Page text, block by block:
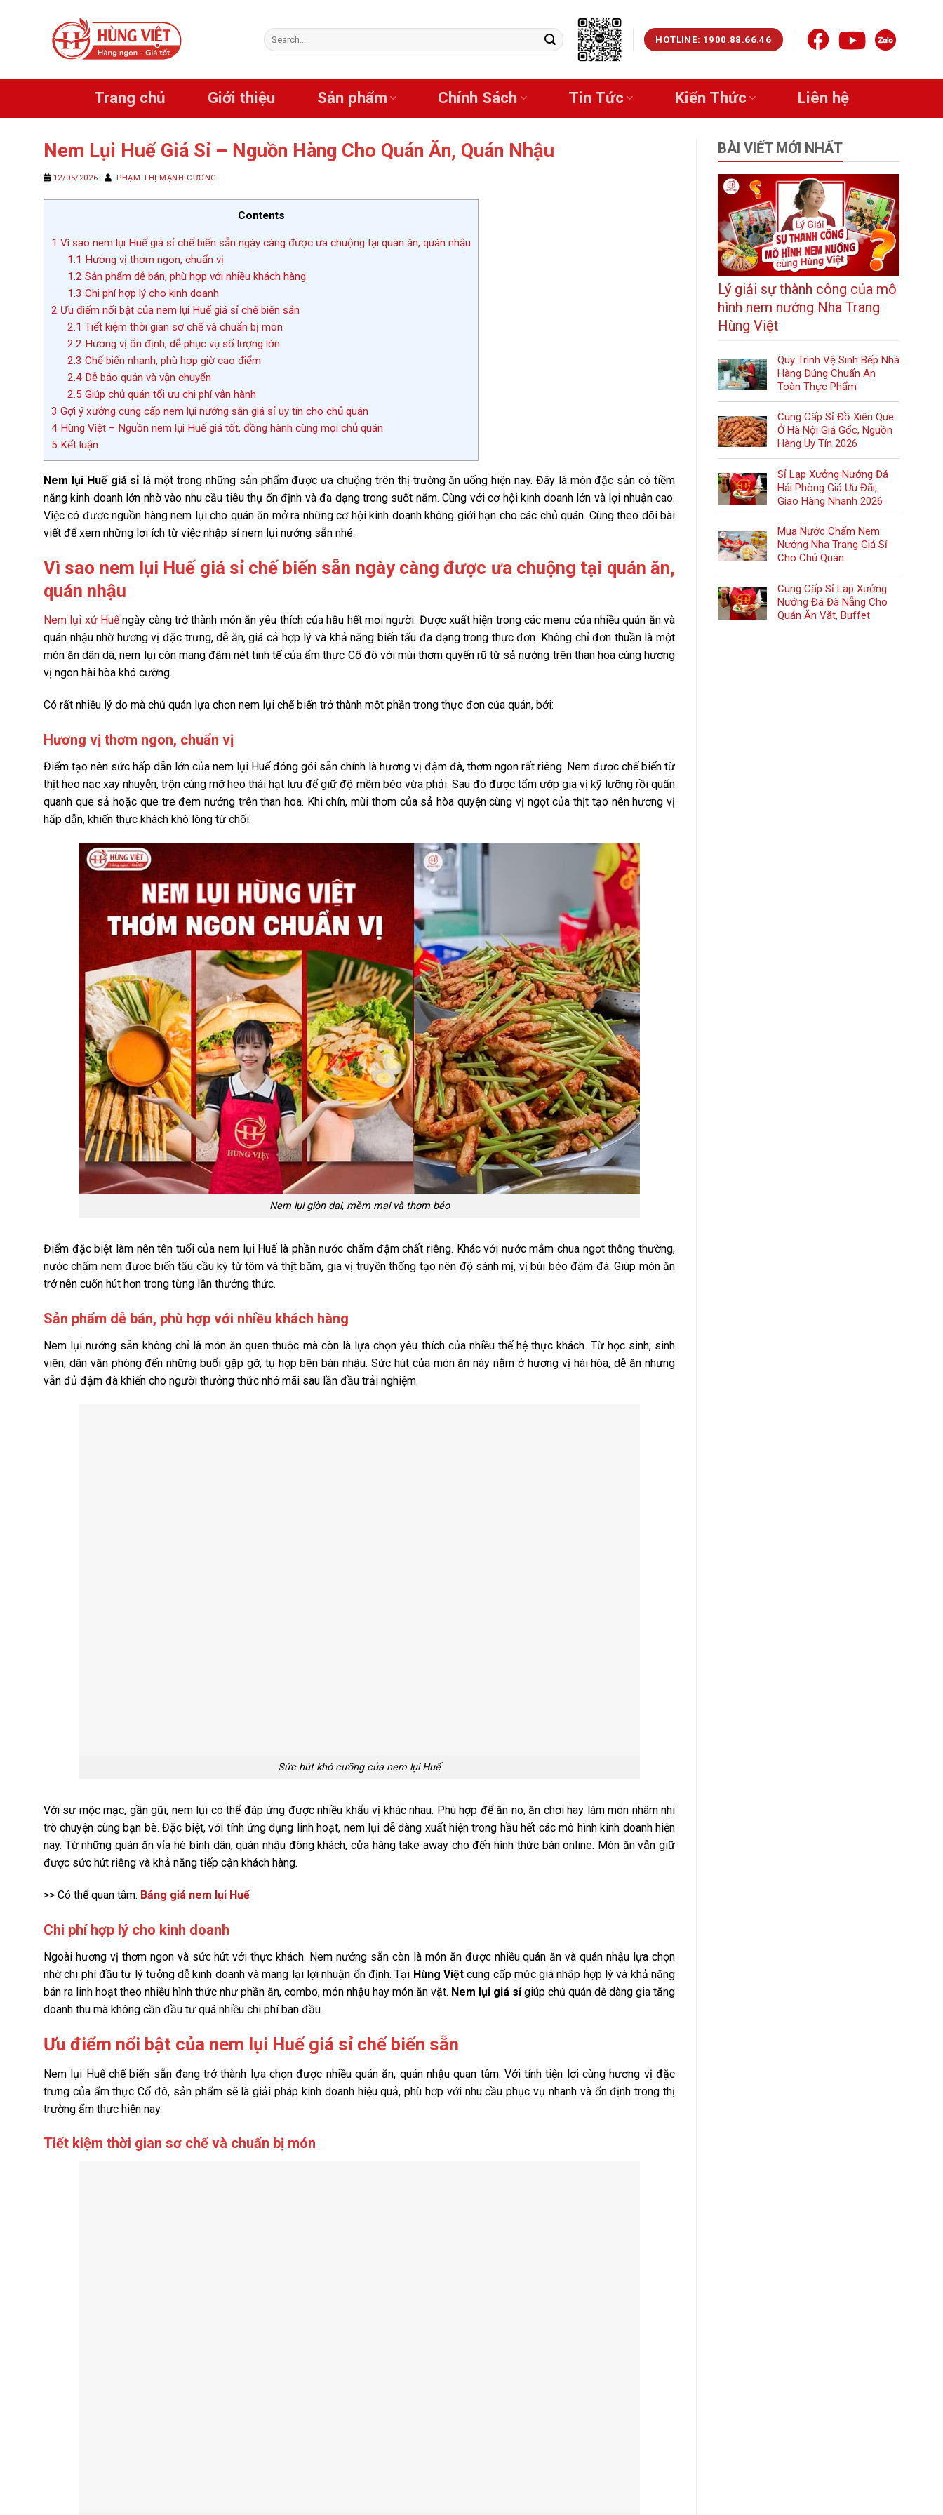
Search
for:
HOTLINE: 1900.88.66.46
Trang chủ Giới thiệu Sản phẩm Chính Sách Tin Tức Kiến Thức Liên hệ
Nem Lụi Huế Giá Sỉ – Nguồn Hàng Cho Quán Ăn, Quán Nhậu
12/05/2026 PHẠM THỊ MẠNH CƯƠNG
Contents
1 Vì sao nem lụi Huế giá sỉ chế biến sẵn ngày càng được ưa chuộng tại quán ăn, quán nhậu
1.1 Hương vị thơm ngon, chuẩn vị
1.2 Sản phẩm dễ bán, phù hợp với nhiều khách hàng
1.3 Chi phí hợp lý cho kinh doanh
2 Ưu điểm nổi bật của nem lụi Huế giá sỉ chế biến sẵn
2.1 Tiết kiệm thời gian sơ chế và chuẩn bị món
2.2 Hương vị ổn định, dễ phục vụ số lượng lớn
2.3 Chế biến nhanh, phù hợp giờ cao điểm
2.4Dễ bảo quản và vận chuyển
2.5 Giúp chủ quán tối ưu chi phí vận hành
3 Gợi ý xưởng cung cấp nem lụi nướng sẵn giá sỉ uy tín cho chủ quán
4 Hùng Việt – Nguồn nem lụi Huế giá tốt, đồng hành cùng mọi chủ quán
5 Kết luận
Nem lụi Huế giá sỉlà một trong những sản phẩm được ưa chuộng trên thị trường ăn uống hiện nay. Đây là món đặc sản có tiềm
năng kinh doanh lớn nhờ vào nhu cầu tiêu thụ ổn định và đa dạng trong suốt năm. Cùng với cơ hội kinh doanh lớn và lợi nhuận cao.
Việc có được nguồn hàng nem lụi cho quán ăn mở ra những cơ hội kinh doanh không giới hạn cho các chủ quán. Cùng theo dõi bài
viết để xem những lợi ích từ việc nhập sỉ nem lụi nướng sẵn nhé.
Vì sao nem lụi Huế giá sỉ chế biến sẵn ngày càng được ưa chuộng tại quán ăn,
quán nhậu
Nem lụi xứ Huếngày càng trở thành món ăn yêu thích của hầu hết mọi người. Được xuất hiện trong các menu của nhiều quán ăn và
quán nhậu nhờ hương vị đặc trưng, dễ ăn, giá cả hợp lý và khả năng biến tấu đa dạng trong thực đơn. Không chỉ đơn thuần là một
món ăn dân dã, nem lụi còn mang đậm nét tinh tế của ẩm thực Cố đô với mùi thơm quyến rũ từ sả nướng trên than hoa cùng hương
vị ngon hài hòa khó cưỡng.
Có rất nhiều lý do mà chủ quán lựa chọn nem lụi chế biến trở thành một phần trong thực đơn của quán, bởi:
Hương vị thơm ngon, chuẩn vị
Điểm tạo nên sức hấp dẫn lớn của nem lụi Huế đóng gói sẵn chính là hương vị đậm đà, thơm ngon rất riêng. Nem được chế biến từ
thịt heo nạc xay nhuyễn, trộn cùng mỡ heo thái hạt lưu để giữ độ mềm béo vừa phải. Sau đó được tẩm ướp gia vị kỹ lưỡng rồi quấn
quanh que sả hoặc que tre đem nướng trên than hoa. Khi chín, mùi thơm của sả hòa quyện cùng vị ngọt của thịt tạo nên hương vị
hấp dẫn, khiến thực khách khó lòng từ chối.
Nem lụi giòn dai, mềm mại và thơm béo
Điểm đặc biệt làm nên tên tuổi của nem lụi Huế là phần nước chấm đậm chất riêng. Khác với nước mắm chua ngọt thông thường,
nước chấm nem được biến tấu cầu kỳ từ tôm và thịt băm, gia vị truyền thống tạo nên độ sánh mị, vị bùi béo đậm đà. Giúp món ăn
trở nên cuốn hút hơn trong từng lần thưởng thức.
Sản phẩm dễ bán, phù hợp với nhiều khách hàng
Nem lụi nướng sẵn không chỉ là món ăn quen thuộc mà còn là lựa chọn yêu thích của nhiều thế hệ thực khách. Từ học sinh, sinh
viên, dân văn phòng đến những buổi gặp gỡ, tụ họp bên bàn nhậu. Sức hút của món ăn này nằm ở hương vị hài hòa, dễ ăn nhưng
vẫn đủ đậm đà khiến cho người thưởng thức nhớ mãi sau lần đầu trải nghiệm.
Sức hút khó cưỡng của nem lụi Huế
Với sự mộc mạc, gần gũi, nem lụi có thể đáp ứng được nhiều khẩu vị khác nhau. Phù hợp để ăn no, ăn chơi hay làm món nhâm nhi
trò chuyện cùng bạn bè. Đặc biệt, với tính ứng dụng linh hoạt, nem lụi dễ dàng xuất hiện trong hầu hết các mô hình kinh doanh hiện
nay. Từ những quán ăn vỉa hè bình dân, quán nhậu đông khách, cửa hàng take away cho đến hình thức bán online. Món ăn vẫn giữ
được sức hút riêng và khả năng tiếp cận khách hàng.
>> Có thể quan tâm: Bảng giá nem lụi Huế
Chi phí hợp lý cho kinh doanh
Ngoài hương vị thơm ngon và sức hút với thực khách. Nem nướng sẵn còn là món ăn được nhiều quán ăn và quán nhậu lựa chọn
nhờ chi phí đầu tư lý tưởng dễ kinh doanh và mang lại lợi nhuận ổn định. Tại Hùng Việtcung cấp mức giá nhập hợp lý và khả năng
bán ra linh hoạt theo nhiều hình thức như phần ăn, combo, món nhậu hay món ăn vặt. Nem lụi giá sỉgiúp chủ quán dễ dàng gia tăng
doanh thu mà không cần đầu tư quá nhiều chi phí ban đầu.
Ưu điểm nổi bật của nem lụi Huế giá sỉ chế biến sẵn
Nem lụi Huế chế biến sẵn đang trở thành lựa chọn được nhiều quán ăn, quán nhậu quan tâm. Với tính tiện lợi cùng hương vị đặc
trưng của ẩm thực Cố đô, sản phẩm sẽ là giải pháp kinh doanh hiệu quả, phù hợp với nhu cầu phục vụ nhanh và ổn định trong thị
trường ẩm thực hiện nay.
Tiết kiệm thời gian sơ chế và chuẩn bị món
BÀI VIẾT MỚI NHẤT
Lý giải sự thành công của mô
hình nem nướng Nha Trang
Hùng Việt
Quy Trình Vệ Sinh Bếp Nhà
Hàng Đúng Chuẩn An
Toàn Thực Phẩm
Cung Cấp Sỉ Đồ Xiên Que
Ở Hà Nội Giá Gốc, Nguồn
Hàng Uy Tín 2026
Sỉ Lạp Xưởng Nướng Đá
Hải Phòng Giá Ưu Đãi,
Giao Hàng Nhanh 2026
Mua Nước Chấm Nem
Nướng Nha Trang Giá Sỉ
Cho Chủ Quán
Cung Cấp Sỉ Lạp Xưởng
Nướng Đá Đà Nẵng Cho
Quán Ăn Vặt, Buffet